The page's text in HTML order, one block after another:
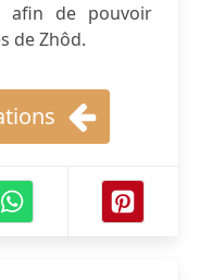
afin de pouvoir
de Zhôd.